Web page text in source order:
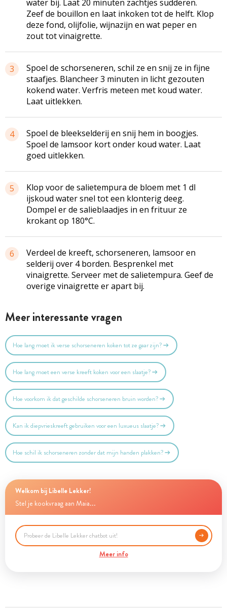
water bij. Laat 20 minuten zachtjes sudderen.
Zeef de bouillon en laat inkoken tot de helft. Klop
deze fond, olijfolie, wijnazijn en wat peper en
zout tot vinaigrette.
3
Spoel de schorseneren, schil ze en snij ze in fijne
staafjes. Blancheer 3 minuten in licht gezouten
kokend water. Verfris meteen met koud water.
Laat uitlekken.
4
Spoel de bleekselderij en snij hem in boogjes.
Spoel de lamsoor kort onder koud water. Laat
goed uitlekken.
5 Klop voor de salietempura de bloem met 1 dl
ijskoud water snel tot een klonterig deeg.
Dompel er de salieblaadjes in en frituur ze
krokant op 180°C.
6
Verdeel de kreeft, schorseneren, lamsoor en
selderij over 4 borden. Besprenkel met
vinaigrette. Serveer met de salietempura. Geef de
overige vinaigrette er apart bij.
Meer interessante vragen
Hoe lang moet ik verse schorseneren koken tot ze gaar zijn?
Hoe lang moet een verse kreeft koken voor een slaatje?
Hoe voorkom ik dat geschilde schorseneren bruin worden?
Kan ik diepvrieskreeft gebruiken voor een luxueus slaatje?
Hoe schil ik schorseneren zonder dat mijn handen plakken?
Welkom bij Libelle Lekker!
Stel je kookvraag aan Maia...
Meer info